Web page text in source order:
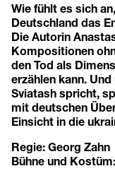
Wie fühlt es sich
Deutschland das
Die Autorin
Kompositionen
den Tod als
erzählen kann.
Sviatash spricht,
mit deutschen
Einsicht in die
Regie: Georg Zahn
Bühne und